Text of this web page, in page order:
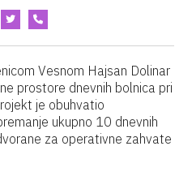
Vesnom Hajsan Dolinar
prostore dnevnih bolnica pri
je obuhvatio
ukupno 10 dnevnih
za operativne zahvate